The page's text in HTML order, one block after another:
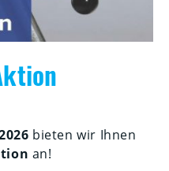
bieten wir Ihnen
an!